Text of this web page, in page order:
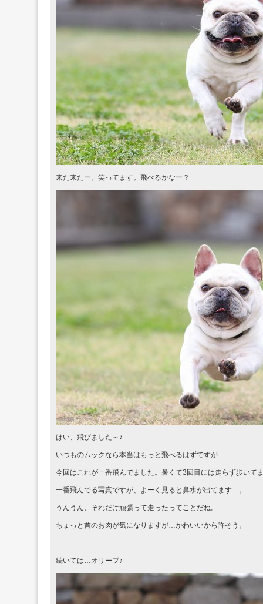
来た来たー。笑ってます。飛べるかなー？
はい、飛びました～♪
いつものムックなら本当はもっと飛べるはずですが…
今回はこれが一番飛んでました。暑くて3回目には走らず歩いて
一番飛んでる写真ですが、よーく見ると鼻水が出てます…。
うんうん、それだけ頑張って走ったってことだね。
ちょっと首のお肉が気になりますが…かわいいから許そう。
続いては…オリーブ♪